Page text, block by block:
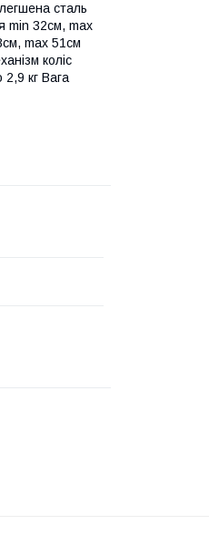
сталь
min 32см, max
max 51см
коліс
кг Вага